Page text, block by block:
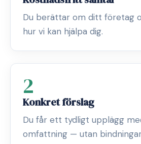
Du berättar om ditt företag
hur vi kan hjälpa dig.
2
Konkret förslag
Du får ett tydligt upplägg
omfattning — utan